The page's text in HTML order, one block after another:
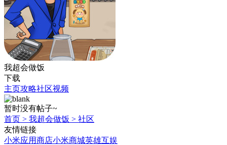
我超会做饭
下载
主页攻略社区视频
暂时没有帖子~
首页 > 我超会做饭 > 社区
友情链接
小米应用商店小米商城英雄互娱